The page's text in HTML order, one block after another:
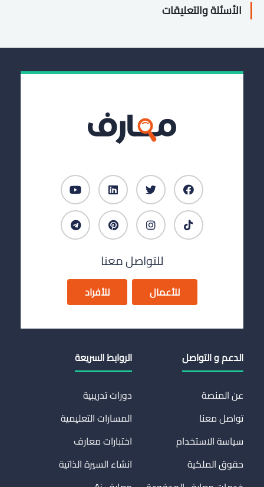
الأسئلة والتعليقات
للتواصل معنا
للأعمال للأفراد
الدعم و التواصل
عن المنصة
تواصل معنا
سياسة الاستخدام
حقوق الملكية
الروابط السريعة
دورات تدريبية
المسارات التعليمية
اختبارات معارف
انشاء السيرة الذاتية